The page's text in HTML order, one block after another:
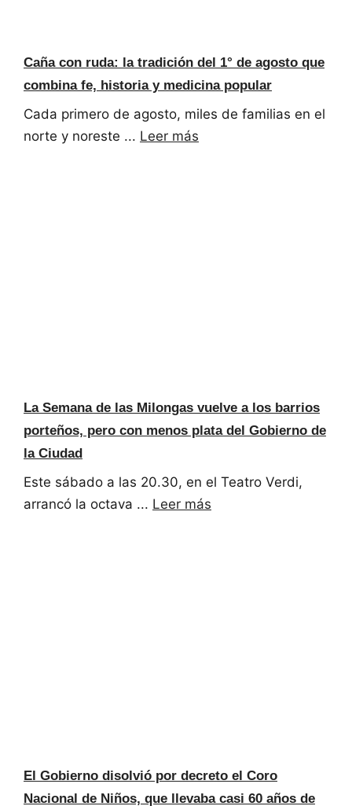
Caña con ruda: la tradición del 1° de agosto que
combina fe, historia y medicina popular
Cada primero de agosto, miles de familias en el
norte y noreste ... Leer más
La Semana de las Milongas vuelve a los barrios
porteños, pero con menos plata del Gobierno de
la Ciudad
Este sábado a las 20.30, en el Teatro Verdi,
arrancó la octava ... Leer más
El Gobierno disolvió por decreto el Coro
Nacional de Niños, que llevaba casi 60 años de